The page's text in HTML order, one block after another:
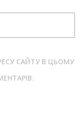
САЙТУ В ЦЬОМУ